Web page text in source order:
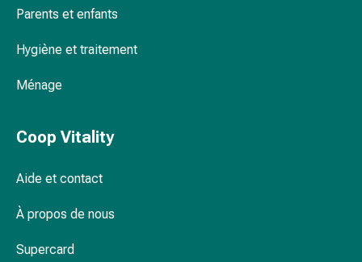
Douleurs
fièvre
migraines
musculaires
articulaires
Parents et enfants
Hygiène et traitement
Ménage
Coop Vitality
Aide et contact
À propos de nous
Supercard